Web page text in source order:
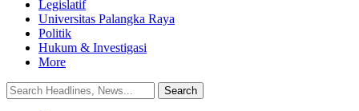
Legislatif
Universitas Palangka Raya
Politik
Hukum & Investigasi
More